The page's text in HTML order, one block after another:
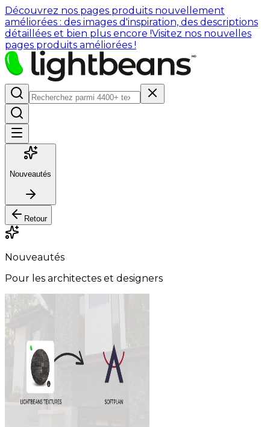
Découvrez nos pages produits nouvellement
améliorées : des images d'inspiration, des descriptions
détaillées et bien plus encore !Visitez nos nouvelles
pages produits améliorées !
Nouveautés
Retour
Nouveautés
Pour les architectes et designers